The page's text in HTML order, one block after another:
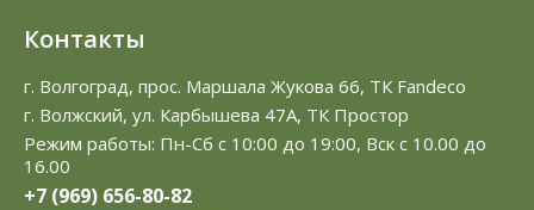
Контакты
г. Волгоград, прос. Маршала Жукова 66, ТК Fandeco
г. Волжский, ул. Карбышева 47А, ТК Простор
Режим работы: Пн-Сб с 10:00 до 19:00, Вск с 10.00 до
16.00
+7 (969) 656-80-82